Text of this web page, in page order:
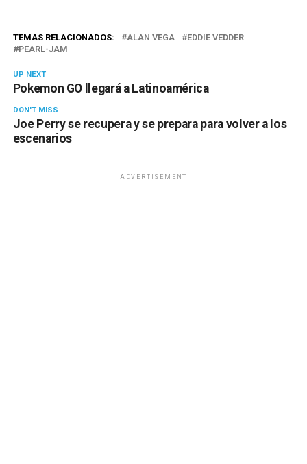
TEMAS RELACIONADOS: ALAN VEGA
EDDIE VEDDER
PEARL-JAM
UP NEXT
Pokemon GO llegará a Latinoamérica
DON'T MISS
Joe Perry se recupera y se prepara para volver a los
escenarios
ADVERTISEMENT